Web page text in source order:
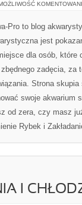
Pro to blog
jest
dla osób, które
zbędnego zadęcia, za
Strona
swoje akwarium
od zera, czy masz
Rybek i
I